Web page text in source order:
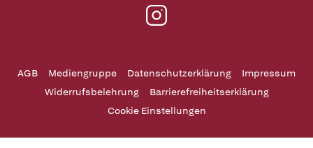
AGB Mediengruppe Datenschutzerklärung
Impressum
Widerrufsbelehrung
Barrierefreiheitserklärung
Cookie Einstellungen